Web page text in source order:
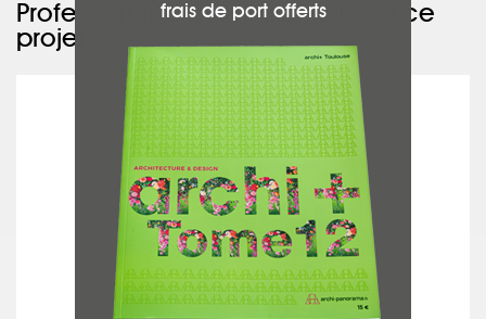
Professionnels ayant participé à ce
projet :
APF MENUISERIE
frais de port offerts